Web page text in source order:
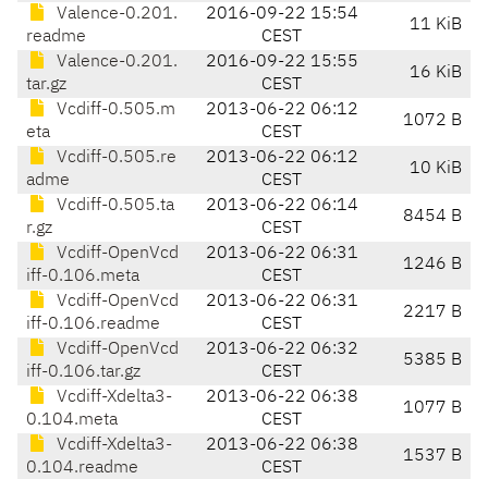
Valence-0.201.
readme
2016-09-22 15:54
CEST
11 KiB
Valence-0.201.
tar.gz
2016-09-22 15:55
CEST
16 KiB
Vcdiff-0.505.m
eta
2013-06-22 06:12
CEST
1072 B
Vcdiff-0.505.re
adme
2013-06-22 06:12
CEST
10 KiB
Vcdiff-0.505.ta
r.gz
2013-06-22 06:14
CEST
8454 B
Vcdiff-OpenVcd
iff-0.106.meta
2013-06-22 06:31
CEST
1246 B
Vcdiff-OpenVcd
iff-0.106.readme
2013-06-22 06:31
CEST
2217 B
Vcdiff-OpenVcd
iff-0.106.tar.gz
2013-06-22 06:32
CEST
5385 B
Vcdiff-Xdelta3-
0.104.meta
2013-06-22 06:38
CEST
1077 B
Vcdiff-Xdelta3-
0.104.readme
2013-06-22 06:38
CEST
1537 B